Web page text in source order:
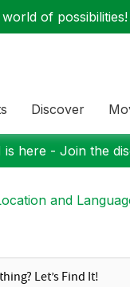
of possibilities!
Discover
here - Join the
and